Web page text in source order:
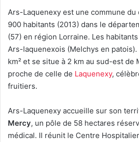
Ars-Laquenexy est une commune du
900 habitants (2013) dans le
(57) en région Lorraine. Les
Ars-laquenexois (Melchys en patois).
km² et se situe à 2 km au sud-est de
proche de celle de Laquenexy,
fruitiers.
Ars-Laquenexy accueille sur son
Mercy, un pôle de 58 hectares
médical. Il réunit le Centre